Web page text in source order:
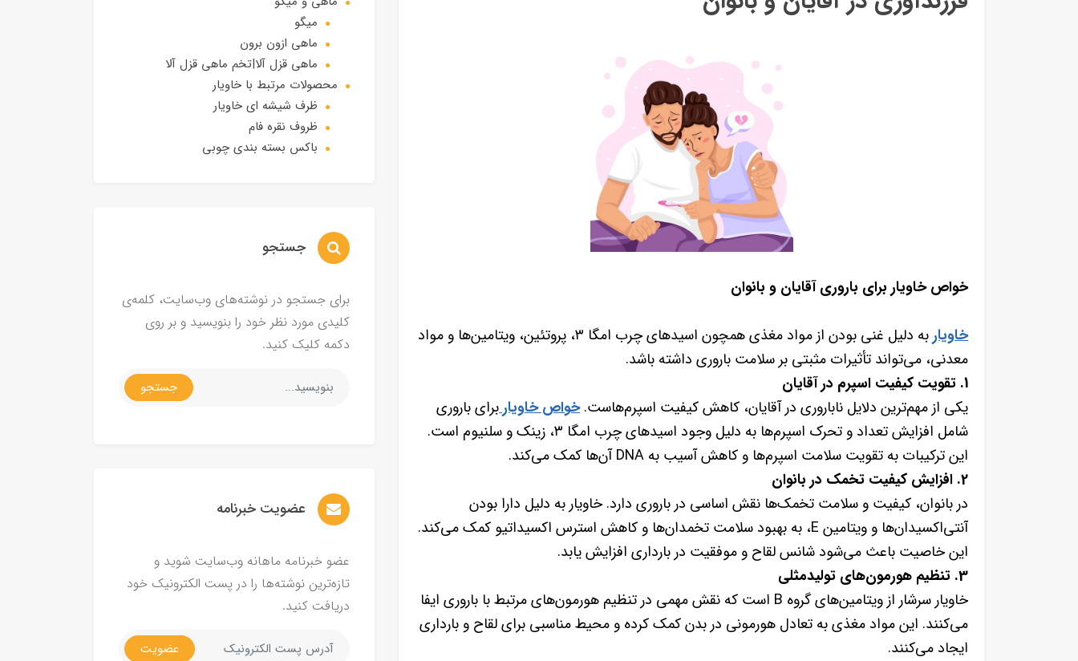
خواص خاویار برای باروری آقایان و بانوان
خاویار
به دلیل غنی بودن از مواد مغذی همچون اسیدهای چرب امگا ۳، پروتئین، ویتامین‌ها و مواد
معدنی، می‌تواند تأثیرات مثبتی بر سلامت باروری داشته باشد.
1. تقویت کیفیت اسپرم در آقایان
یکی از مهم‌ترین دلایل ناباروری در آقایان، کاهش کیفیت اسپرم‌هاست.خواص خاویاربرای باروری
شامل افزایش تعداد و تحرک اسپرم‌ها به دلیل وجود اسیدهای چرب امگا ۳، زینک و سلنیوم است.
این ترکیبات به تقویت سلامت اسپرم‌ها و کاهش آسیب به DNA آن‌ها کمک می‌کند.
2. افزایش کیفیت تخمک در بانوان
در بانوان، کیفیت و سلامت تخمک‌ها نقش اساسی در باروری دارد. خاویار به دلیل دارا بودن
آنتی‌اکسیدان‌ها و ویتامین E، به بهبود سلامت تخمدان‌ها و کاهش استرس اکسیداتیو کمک می‌کند.
این خاصیت باعث می‌شود شانس لقاح و موفقیت در بارداری افزایش یابد.
3. تنظیم هورمون‌های تولیدمثلی
خاویار سرشار از ویتامین‌های گروه B است که نقش مهمی در تنظیم هورمون‌های مرتبط با باروری ایفا
می‌کنند. این مواد مغذی به تعادل هورمونی در بدن کمک کرده و محیط مناسبی برای لقاح و بارداری
ایجاد می‌کنند.
میگو
ماهی ازون برون
ماهی قزل آلا|تخم ماهی قزل آلا
محصولات مرتبط با خاویار
ظرف شیشه ای خاویار
ظروف نقره فام
باکس بسته بندی چوبی
جستجو
برای جستجو در نوشته‌های وب‌سایت، کلمه‌ی
کلیدی مورد نظر خود را بنویسید و بر روی
دکمه کلیک کنید.
جستجو
عضویت خبرنامه
عضو خبرنامه ماهانه وب‌سایت شوید و
تازه‌ترین نوشته‌ها را در پست الکترونیک خود
دریافت کنید.
عضویت